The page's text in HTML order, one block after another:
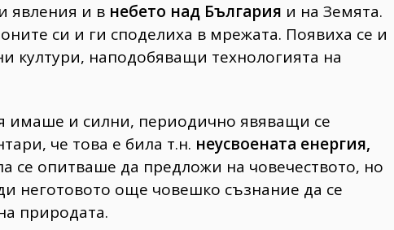
явления и в небето над България и на Земята.
си и ги споделиха в мрежата. Появиха се и
култури, наподобяващи технологията на
имаше и силни, периодично явяващи се
че това е била т.н. неусвоената енергия,
се опитваше да предложи на човечеството, но
неготовото още човешко съзнание да се
природата.